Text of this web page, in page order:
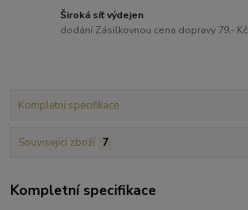
Široká síť výdejen
dodání Zásilkovnou cena dopravy 79,- Kč
Kompletní specifikace
Související zboží 7
Kompletní specifikace